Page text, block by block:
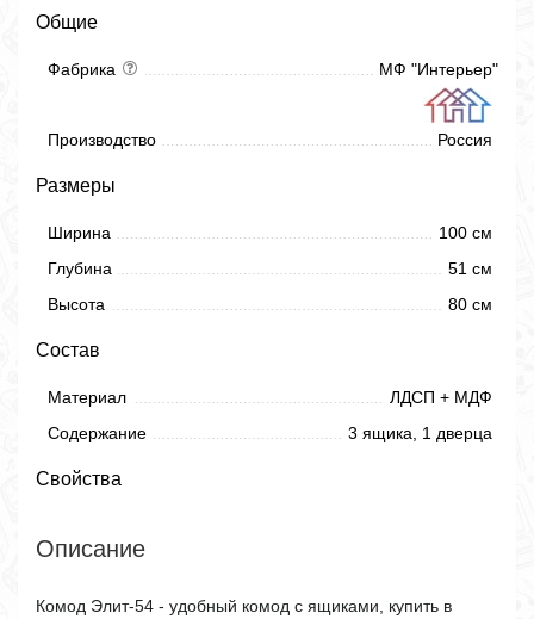
Общие
Фабрика МФ "Интерьер"
Производство Россия
Размеры
Ширина
100 см
Глубина
51 см
Высота
80 см
Состав
Материал
ЛДСП + МДФ
Содержание
3 ящика, 1 дверца
Свойства
Описание
Комод Элит-54 - удобный комод с ящиками, купить в